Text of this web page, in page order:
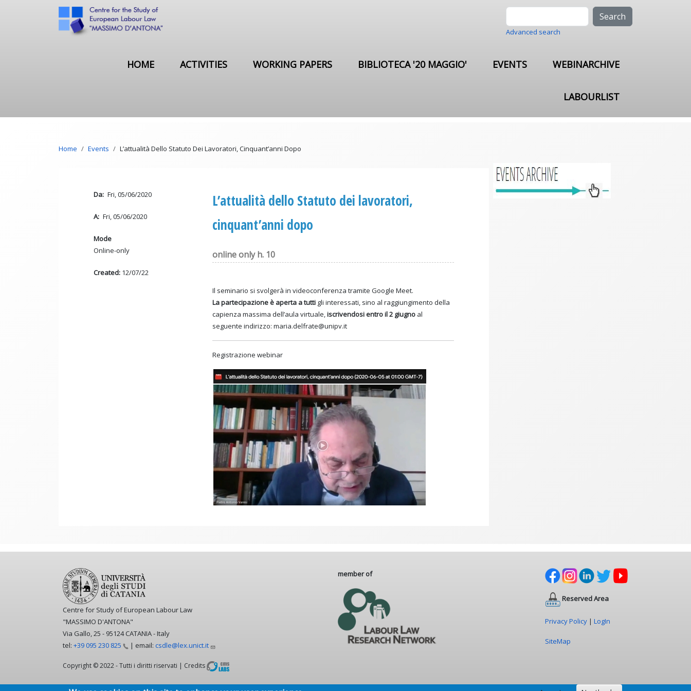
Skip to main content
Advanced search
HOME ACTIVITIES WORKING PAPERS BIBLIOTECA '20 MAGGIO' EVENTS WEBINARCHIVE
LABOURLIST
Breadcrumb
Home Events L’attualità Dello Statuto Dei Lavoratori, Cinquant’anni Dopo
Da Fri, 05/06/2020
A Fri, 05/06/2020
Mode
Online-only
Created: 12/07/22
L’attualità dello Statuto dei lavoratori,
cinquant’anni dopo
online only h. 10
Il seminario si svolgerà in videoconferenza tramite Google Meet.
La partecipazione è aperta a tutti gli interessati, sino al raggiungimento della
capienza massima dell’aula virtuale,iscrivendosi entro il 2 giugno al
seguente indirizzo: maria.delfrate@unipv.it
Registrazione webinar
Centre for Study of European Labour Law
"MASSIMO D'ANTONA"
Via Gallo, 25 - 95124 CATANIA - Italy
tel: +39 095 230 825 | email: csdle@lex.unict.it
Copyright © 2022 - Tutti i diritti riservati | Credits
member of
Reserved Area
Privacy Policy | LogIn
SiteMap